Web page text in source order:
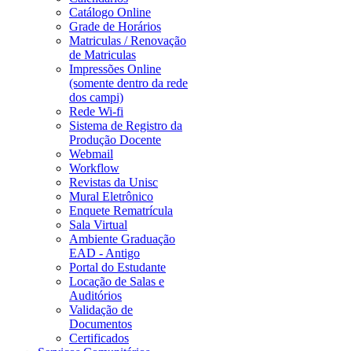
Catálogo Online
Grade de Horários
Matriculas / Renovação
de Matriculas
Impressões Online
(somente dentro da rede
dos campi)
Rede Wi-fi
Sistema de Registro da
Produção Docente
Webmail
Workflow
Revistas da Unisc
Mural Eletrônico
Enquete Rematrícula
Sala Virtual
Ambiente Graduação
EAD - Antigo
Portal do Estudante
Locação de Salas e
Auditórios
Validação de
Documentos
Certificados